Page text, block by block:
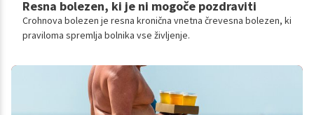
Resna bolezen, ki je ni mogoče pozdraviti
Crohnova bolezen je resna kronična vnetna črevesna bolezen, ki
praviloma spremlja bolnika vse življenje.